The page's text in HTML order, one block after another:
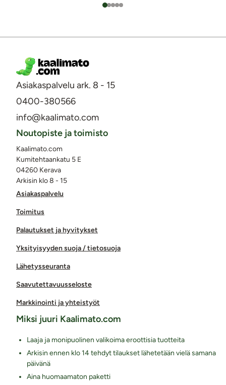
Asiakaspalvelu ark. 8 - 15
0400-380566
info@kaalimato.com
Asiakaspalvelu
Toimitus
Palautukset ja hyvitykset
Yksityisyyden suoja / tietosuoja
Lähetysseuranta
Saavutettavuusseloste
Markkinointi ja yhteistyöt
Noutopiste ja toimisto
Kaalimato.com
Kumitehtaankatu 5 E
04260 Kerava
Arkisin klo 8 - 15
Miksi juuri Kaalimato.com
Laaja ja monipuolinen valikoima eroottisia tuotteita
Arkisin ennen klo 14 tehdyt tilaukset lähetetään vielä samana
päivänä
Aina huomaamaton paketti